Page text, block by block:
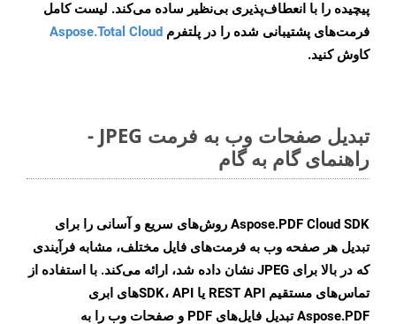
پیچیده را با انعطاف‌پذیری بی‌نظیر ساده می‌کند. لیست کامل
فرمت‌های پشتیبانی شده را در پلتفرم Aspose.Total Cloud
کاوش کنید.
تبدیل صفحات وب به فرمت JPEG -
راهنمای گام به گام
Aspose.PDF Cloud SDK روش‌های سریع و آسانی را برای
تبدیل هر صفحه وب به فرمت‌های فایل مختلف، مشابه فرآیندی
که در بالا برای JPEG نشان داده شد، ارائه می‌کند. با استفاده از
تماس‌های مستقیم REST API یا SDK، API‌های ابری
Aspose.PDF تبدیل فایل‌های PDF و صفحات وب را به